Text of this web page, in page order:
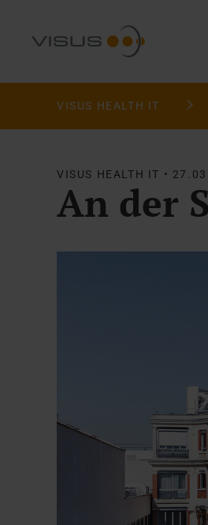
VISUS HEALTH IT
VISUS HEALTH IT •
An der